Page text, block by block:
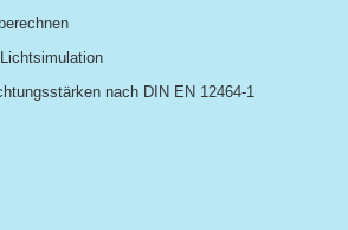
nach DIN EN 12464-1